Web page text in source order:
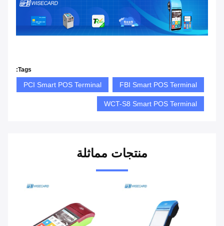
Tags:
FBI Smart POS Terminal
PCI Smart POS Terminal
WCT-S8 Smart POS Terminal
منتجات مماثلة